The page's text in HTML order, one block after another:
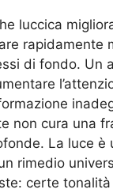
luccica
rapidamente
di fondo. Un
non cura una
La luce è
rimedio
certe